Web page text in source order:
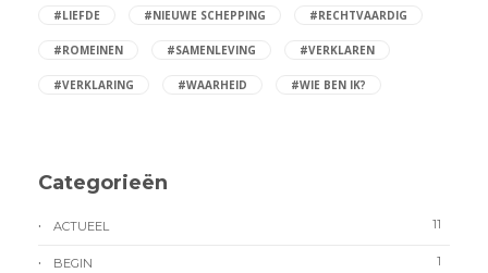
#LIEFDE #NIEUWE SCHEPPING #RECHTVAARDIG
#ROMEINEN #SAMENLEVING #VERKLAREN
#VERKLARING #WAARHEID #WIE BEN IK?
Categorieën
ACTUEEL 11
BEGIN 1